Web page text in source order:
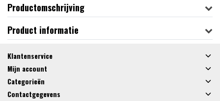
Productomschrijving
Product informatie
Klantenservice
Mijn account
Categorieën
Contactgegevens